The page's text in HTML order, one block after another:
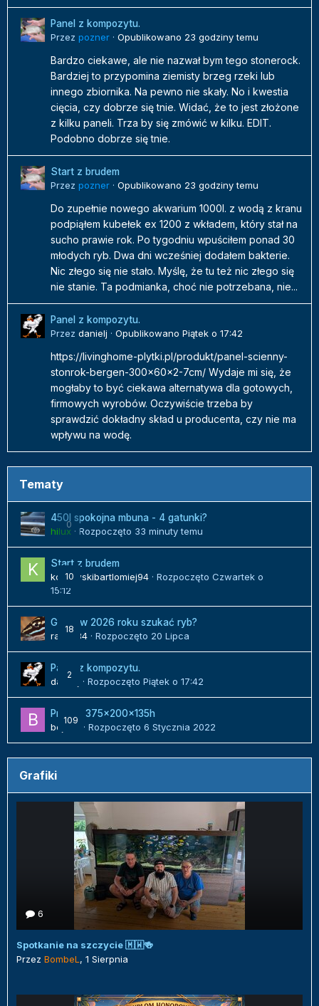
Panel z kompozytu.
Przez pozner · Opublikowano 23 godziny temu
Bardzo ciekawe, ale nie nazwał bym tego stonerock.
Bardziej to przypomina ziemisty brzeg rzeki lub
innego zbiornika. Na pewno nie skały. No i kwestia
cięcia, czy dobrze się tnie. Widać, że to jest złożone
z kilku paneli. Trza by się zmówić w kilku. EDIT.
Podobno dobrze się tnie.
Start z brudem
Przez pozner · Opublikowano 23 godziny temu
Do zupełnie nowego akwarium 1000l. z wodą z kranu
podpiąłem kubełek ex 1200 z wkładem, który stał na
sucho prawie rok. Po tygodniu wpuściłem ponad 30
młodych ryb. Dwa dni wcześniej dodałem bakterie.
Nic złego się nie stało. Myślę, że tu też nic złego się
nie stanie. Ta podmianka, choć nie potrzebana, nie...
Panel z kompozytu.
Przez danielj · Opublikowano Piątek o 17:42
https://livinghome-plytki.pl/produkt/panel-scienny-
stonrok-bergen-300x60x2-7cm/ Wydaje mi się, że
mogłaby to być ciekawa alternatywa dla gotowych,
firmowych wyrobów. Oczywiście trzeba by
sprawdzić dokładny skład u producenta, czy nie ma
wpływu na wodę.
Tematy
0
450l spokojna mbuna - 4 gatunki?
hilux · Rozpoczęto 33 minuty temu
10
Start z brudem
kozlowskibartlomiej94 · Rozpoczęto Czwartek o
15:12
18
Gdzie w 2026 roku szukać ryb?
radek84 · Rozpoczęto 20 Lipca
2
Panel z kompozytu.
danielj
· Rozpoczęto Piątek o 17:42
109
Projekt 375x200x135h
bojack
· Rozpoczęto 6 Stycznia 2022
Grafiki
6
Spotkanie na szczycie 🇲🇼🍻
Przez BombeL , 1 Sierpnia